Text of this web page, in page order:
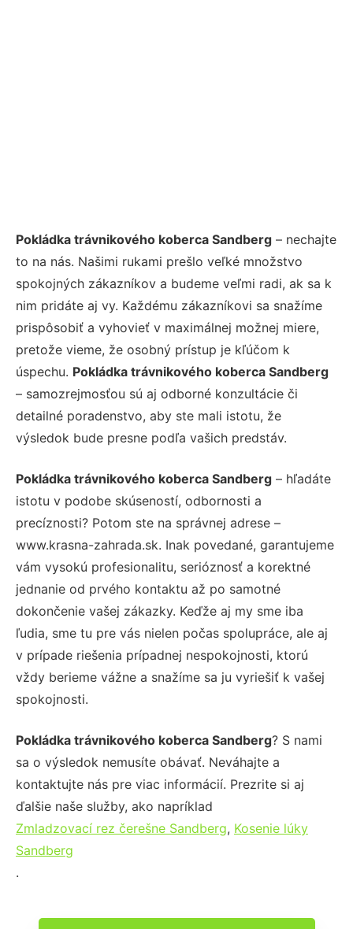
Pokládka trávnikového koberca Sandberg – nechajte
to na nás. Našimi rukami prešlo veľké množstvo
spokojných zákazníkov a budeme veľmi radi, ak sa k
nim pridáte aj vy. Každému zákazníkovi sa snažíme
prispôsobiť a vyhovieť v maximálnej možnej miere,
pretože vieme, že osobný prístup je kľúčom k
úspechu. Pokládka trávnikového koberca Sandberg
– samozrejmosťou sú aj odborné konzultácie či
detailné poradenstvo, aby ste mali istotu, že
výsledok bude presne podľa vašich predstáv.
Pokládka trávnikového koberca Sandberg – hľadáte
istotu v podobe skúseností, odbornosti a
precíznosti? Potom ste na správnej adrese –
www.krasna-zahrada.sk. Inak povedané, garantujeme
vám vysokú profesionalitu, serióznosť a korektné
jednanie od prvého kontaktu až po samotné
dokončenie vašej zákazky. Keďže aj my sme iba
ľudia, sme tu pre vás nielen počas spolupráce, ale aj
v prípade riešenia prípadnej nespokojnosti, ktorú
vždy berieme vážne a snažíme sa ju vyriešiť k vašej
spokojnosti.
Pokládka trávnikového koberca Sandberg? S nami
sa o výsledok nemusíte obávať. Neváhajte a
kontaktujte nás pre viac informácií. Prezrite si aj
ďalšie naše služby, ako napríklad
Zmladzovací rez čerešne Sandberg, Kosenie lúky
Sandberg
.